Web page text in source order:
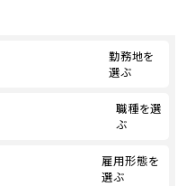
勤務地を
選ぶ
職種を選
ぶ
雇用形態を
選ぶ